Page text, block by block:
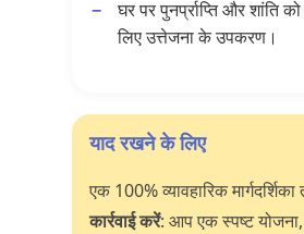
घर पर पुनर्प्राप्ति और शांति
लिए उत्तेजना के उपकरण।
याद रखने के लिए
एक 100% व्यावहारिक
कार्रवाई करें: आप एक स्पष्ट योजना,